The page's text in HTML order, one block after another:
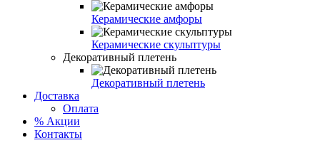
Керамические амфоры
Керамические скульптуры
Декоративный плетень
Декоративный плетень
Доставка
Оплата
% Акции
Контакты